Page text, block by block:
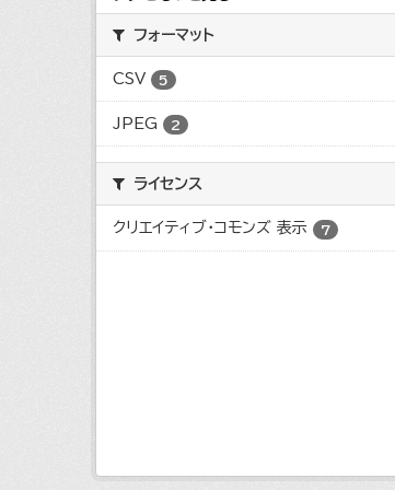
フォーマット
CSV 5
JPEG 2
ライセンス
クリエイティブ・コモンズ 表示 7